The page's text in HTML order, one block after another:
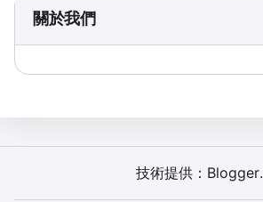
關於我們
技術提供： Blogger.